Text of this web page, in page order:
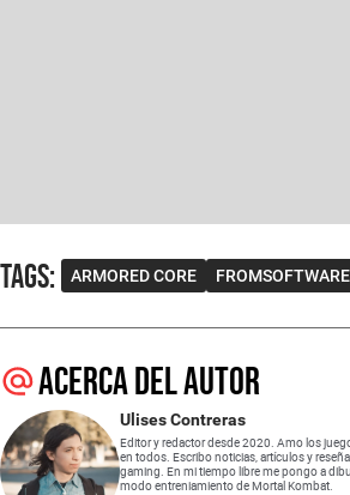
Tags: ARMORED CORE FROMSOFTWARE
Acerca del autor
Ulises Contreras
Editor y redactor desde 2020. Amo los
en todos. Escribo noticias, artículos y
gaming. En mi tiempo libre me pongo a
modo entreniamiento de Mortal Kombat.